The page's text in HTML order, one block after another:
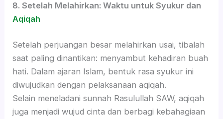
8. Setelah Melahirkan: Waktu untuk Syukur dan
Aqiqah
Setelah perjuangan besar melahirkan usai, tibalah
saat paling dinantikan: menyambut kehadiran buah
hati. Dalam ajaran Islam, bentuk rasa syukur ini
diwujudkan dengan pelaksanaan aqiqah.
Selain meneladani sunnah Rasulullah SAW, aqiqah
juga menjadi wujud cinta dan berbagi kebahagiaan